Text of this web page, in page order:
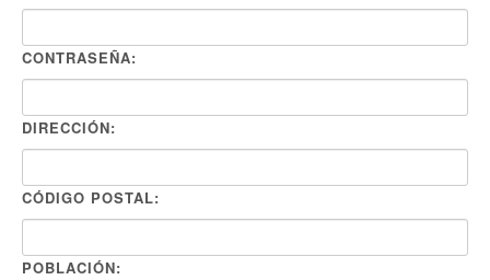
CONTRASEÑA:
DIRECCIÓN:
CÓDIGO POSTAL:
POBLACIÓN: